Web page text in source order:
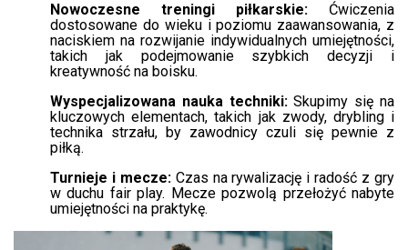
Nowoczesne treningi piłkarskie: Ćwiczenia
dostosowane do wieku i poziomu zaawansowania, z
naciskiem na rozwijanie indywidualnych umiejętności,
takich jak podejmowanie szybkich decyzji i
kreatywność na boisku.
Wyspecjalizowana nauka techniki:Skupimy się na
kluczowych elementach, takich jak zwody, drybling i
technika strzału, by zawodnicy czuli się pewnie z
piłką.
Turnieje i mecze:Czas na rywalizację i radość z gry
w duchu fair play. Mecze pozwolą przełożyć nabyte
umiejętności na praktykę.